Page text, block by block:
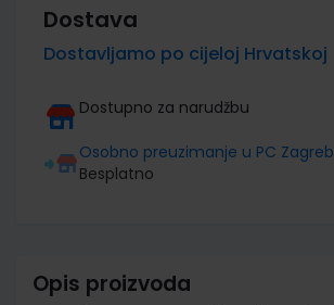
Dostava
Dostavljamo po cijeloj Hrvatskoj
Dostupno za narudžbu
Osobno preuzimanje u PC Zagreb
Besplatno
Opis proizvoda